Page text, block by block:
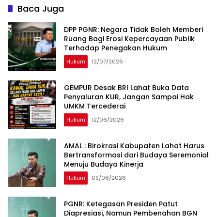
Baca Juga
DPP PGNR: Negara Tidak Boleh Memberi
Ruang Bagi Erosi Kepercayaan Publik
Terhadap Penegakan Hukum
Hukum 12/07/2026
GEMPUR Desak BRI Lahat Buka Data
Penyaluran KUR, Jangan Sampai Hak
UMKM Tercederai
Hukum 12/06/2026
AMAL : Birokrasi Kabupaten Lahat Harus
Bertransformasi dari Budaya Seremonial
Menuju Budaya Kinerja
Hukum 09/06/2026
PGNR: Ketegasan Presiden Patut
Diapresiasi, Namun Pembenahan BGN